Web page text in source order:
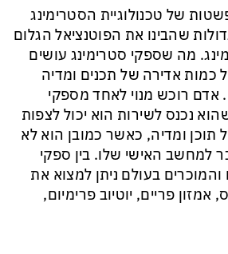
של טכנולוגיית הסטרימינג
שהבינו את הפוטנציאל הגלום
מה שספקי סטרימינג עושים
אדירה של תכנים ומדיה
רוכש מנוי לאחד מספקי
נכנס לשירות הוא יכול לצפות
תוכן ומדיה, כאשר כמובן הוא לא
למחשב האישי שלו. בין ספקי
והמוכרים בעולם ניתן למצוא את
אמזון פריים, יוטיוב פרימיום,